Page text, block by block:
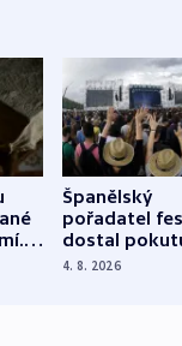
Španělský
pořadatel
dostal
nekalé
4. 8. 2026